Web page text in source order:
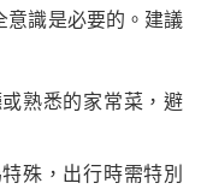
意識是必要的。建議
熟悉的家常菜，避
殊，出行時需特別